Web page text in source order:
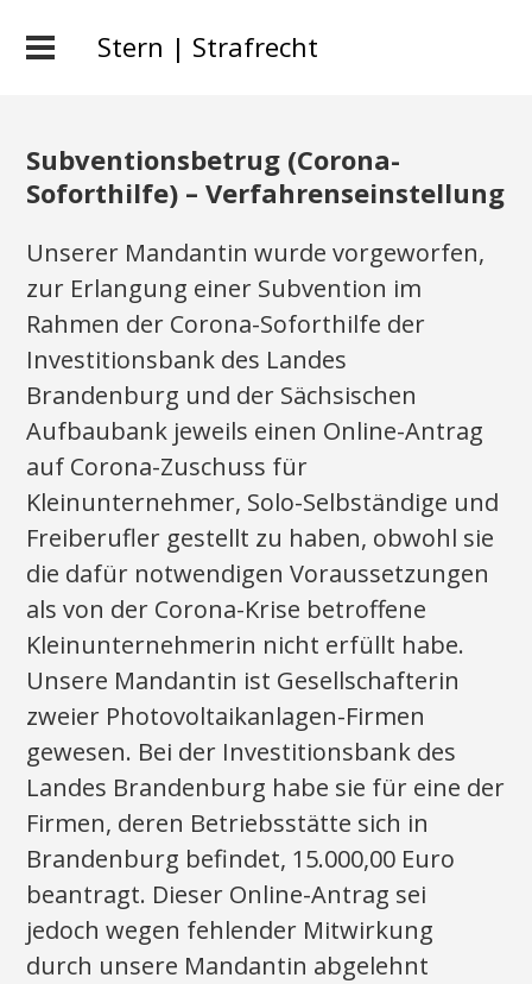
Stern | Strafrecht
Subventionsbetrug (Corona-
Soforthilfe) – Verfahrenseinstellung
Unserer Mandantin wurde vorgeworfen,
zur Erlangung einer Subvention im
Rahmen der Corona-Soforthilfe der
Investitionsbank des Landes
Brandenburg und der Sächsischen
Aufbaubank jeweils einen Online-Antrag
auf Corona-Zuschuss für
Kleinunternehmer, Solo-Selbständige und
Freiberufler gestellt zu haben, obwohl sie
die dafür notwendigen Voraussetzungen
als von der Corona-Krise betroffene
Kleinunternehmerin nicht erfüllt habe.
Unsere Mandantin ist Gesellschafterin
zweier Photovoltaikanlagen-Firmen
gewesen. Bei der Investitionsbank des
Landes Brandenburg habe sie für eine der
Firmen, deren Betriebsstätte sich in
Brandenburg befindet, 15.000,00 Euro
beantragt. Dieser Online-Antrag sei
jedoch wegen fehlender Mitwirkung
durch unsere Mandantin abgelehnt